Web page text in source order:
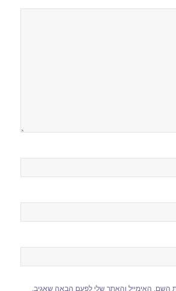
השם, האימייל והאתר שלי לפעם הבאה שאגיב.